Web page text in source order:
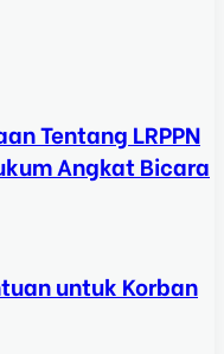
Tentang LRPPN
Angkat Bicara
untuk Korban